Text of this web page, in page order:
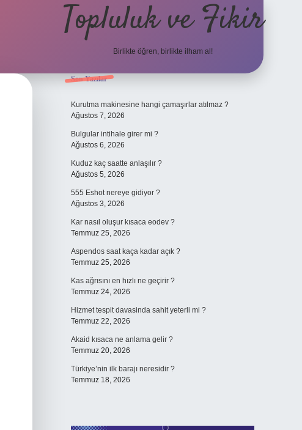
Topluluk ve Fikir
Birlikte öğren, birlikte ilham al!
Sidebar
Son Yazılar
Kurutma makinesine hangi çamaşırlar atılmaz ?
Ağustos 7, 2026
Bulgular intihale girer mi ?
Ağustos 6, 2026
Kuduz kaç saatte anlaşılır ?
Ağustos 5, 2026
555 Eshot nereye gidiyor ?
Ağustos 3, 2026
Kar nasıl oluşur kısaca eodev ?
Temmuz 25, 2026
Aspendos saat kaça kadar açık ?
Temmuz 25, 2026
Kas ağrısını en hızlı ne geçirir ?
Temmuz 24, 2026
Hizmet tespit davasinda sahit yeterli mi ?
Temmuz 22, 2026
Akaid kısaca ne anlama gelir ?
Temmuz 20, 2026
Türkiye’nin ilk barajı neresidir ?
Temmuz 18, 2026